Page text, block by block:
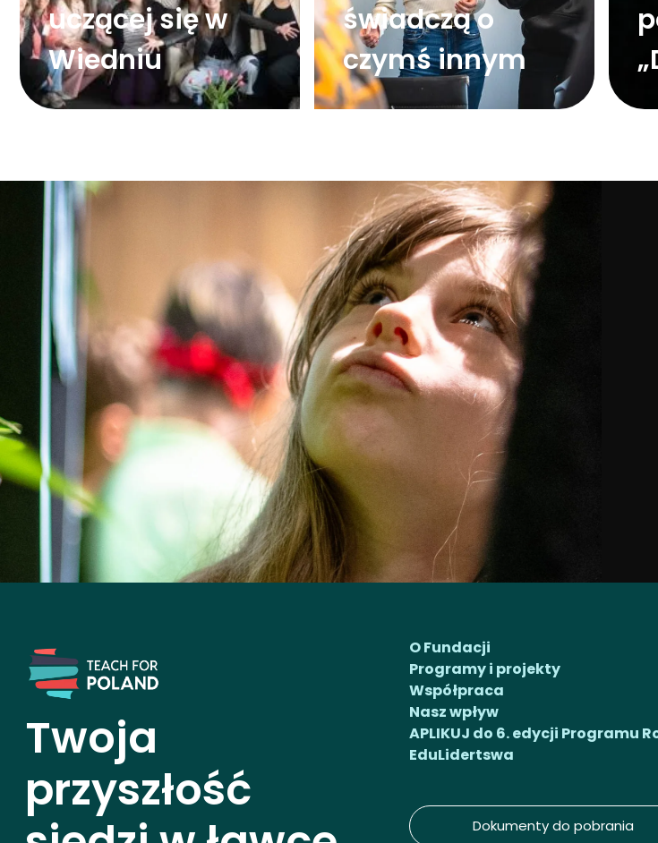
uczącej się w
Wiedniu
świadczą o
czymś innym
Twoja
przyszłość
O Fundacji
Programy i projekty
Współpraca
Nasz wpływ
APLIKUJ do 6. edycji Programu
EduLidertswa
Dokumenty do pobrania